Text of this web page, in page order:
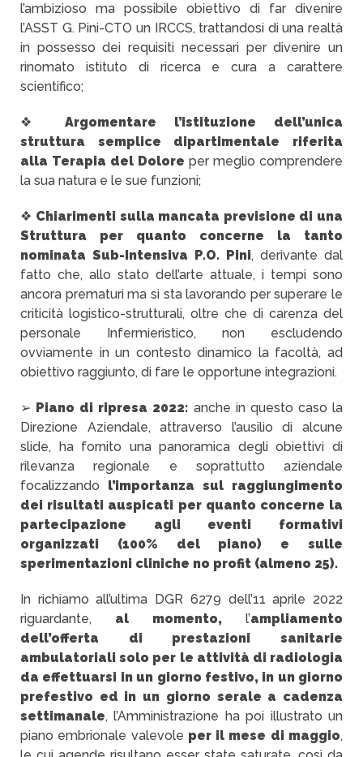
l’ambizioso ma possibile obiettivo di far divenire
l’ASST G. Pini-CTO un IRCCS, trattandosi di una realtà
in possesso dei requisiti necessari per divenire un
rinomato istituto di ricerca e cura a carattere
scientifico;
❖ Argomentare l’istituzione dell’unica
struttura semplice dipartimentale riferita
alla Terapia del Dolore per meglio comprendere
la sua natura e le sue funzioni;
❖ Chiarimenti sulla mancata previsione di una
Struttura per quanto concerne la tanto
nominata Sub-Intensiva P.O. Pini, derivante dal
fatto che, allo stato dell’arte attuale, i tempi sono
ancora prematuri ma si sta lavorando per superare le
criticità logistico-strutturali, oltre che di carenza del
personale Infermieristico, non escludendo
ovviamente in un contesto dinamico la facoltà, ad
obiettivo raggiunto, di fare le opportune integrazioni.
➢ Piano di ripresa 2022: anche in questo caso la
Direzione Aziendale, attraverso l’ausilio di alcune
slide, ha fornito una panoramica degli obiettivi di
rilevanza regionale e soprattutto aziendale
focalizzando l’importanza sul raggiungimento
dei risultati auspicati per quanto concerne la
partecipazione agli eventi formativi
organizzati (100% del piano) e sulle
sperimentazioni cliniche no profit (almeno 25).
In richiamo all’ultima DGR 6279 dell’11 aprile 2022
riguardante, al momento, l’ampliamento
dell’offerta di prestazioni sanitarie
ambulatoriali solo per le attività di radiologia
da effettuarsi in un giorno festivo, in un giorno
prefestivo ed in un giorno serale a cadenza
settimanale, l’Amministrazione ha poi illustrato un
piano embrionale valevole per il mese di maggio,